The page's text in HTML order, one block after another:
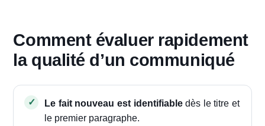
Comment évaluer rapidement
la qualité d’un communiqué
Le fait nouveau est identifiabledès le titre et
le premier paragraphe.